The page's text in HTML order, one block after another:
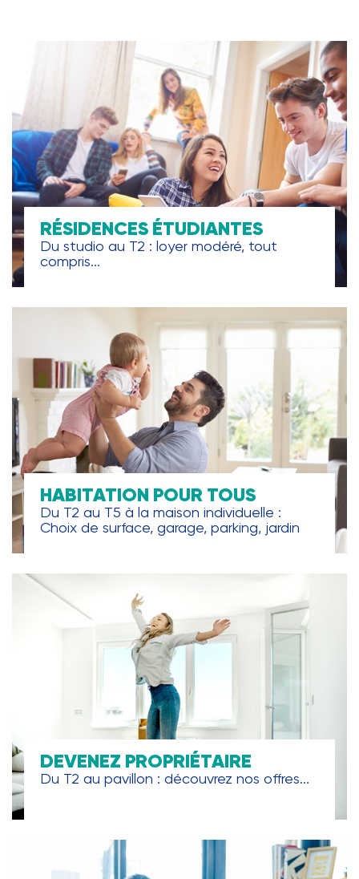
RÉSIDENCES ÉTUDIANTES
Du studio au T2 : loyer modéré, tout
compris...
HABITATION POUR TOUS
Du T2 au T5 à la maison individuelle :
Choix de surface, garage, parking, jardin
DEVENEZ PROPRIÉTAIRE
Du T2 au pavillon : découvrez nos offres...